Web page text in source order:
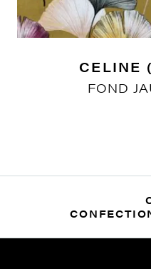
CELINE
FOND